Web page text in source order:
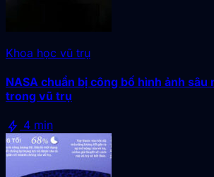
Khoa học vũ trụ
NASA chuẩn bị công bố hình ảnh
trong vũ trụ
bolt 4 min